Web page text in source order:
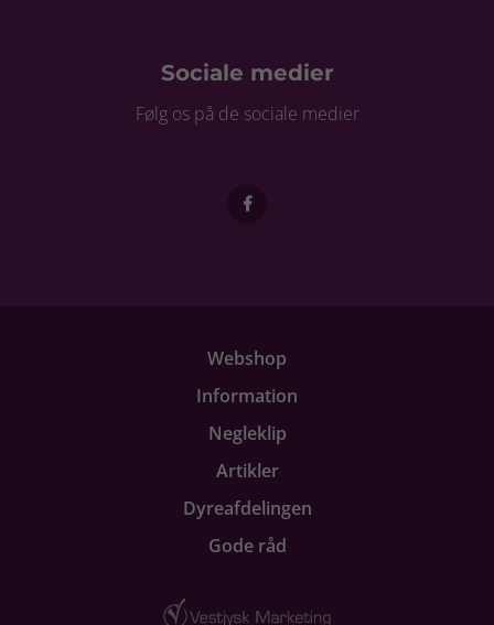
Sociale medier
Følg os på de sociale medier
Webshop
Information
Negleklip
Artikler
Dyreafdelingen
Gode råd